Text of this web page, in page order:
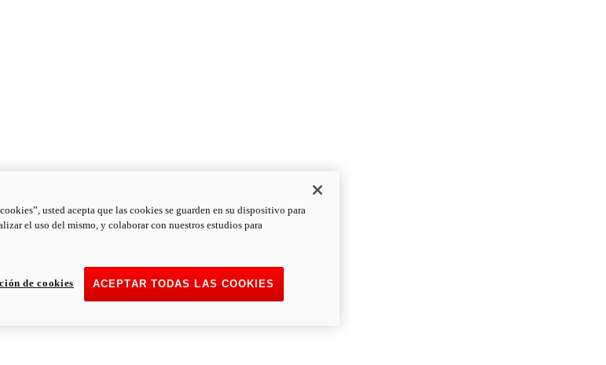
usted acepta que las cookies se guarden en su dispositivo para
el uso del mismo, y colaborar con nuestros estudios para
ACEPTAR TODAS LAS COOKIES
de cookies